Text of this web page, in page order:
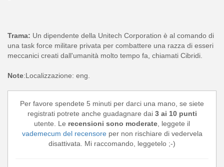
Trama: Un dipendente della Unitech Corporation è al comando di
una task force militare privata per combattere una razza di esseri
meccanici creati dall'umanità molto tempo fa, chiamati Cibridi.
Note:Localizzazione: eng.
Per favore spendete 5 minuti per darci una mano, se siete
registrati potrete anche guadagnare dai 3 ai 10 punti
utente. Le recensioni sono moderate , leggete il
vademecum del recensoreper non rischiare di vedervela
disattivata. Mi raccomando, leggetelo ;-)